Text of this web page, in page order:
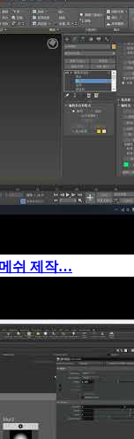
메쉬 제작…